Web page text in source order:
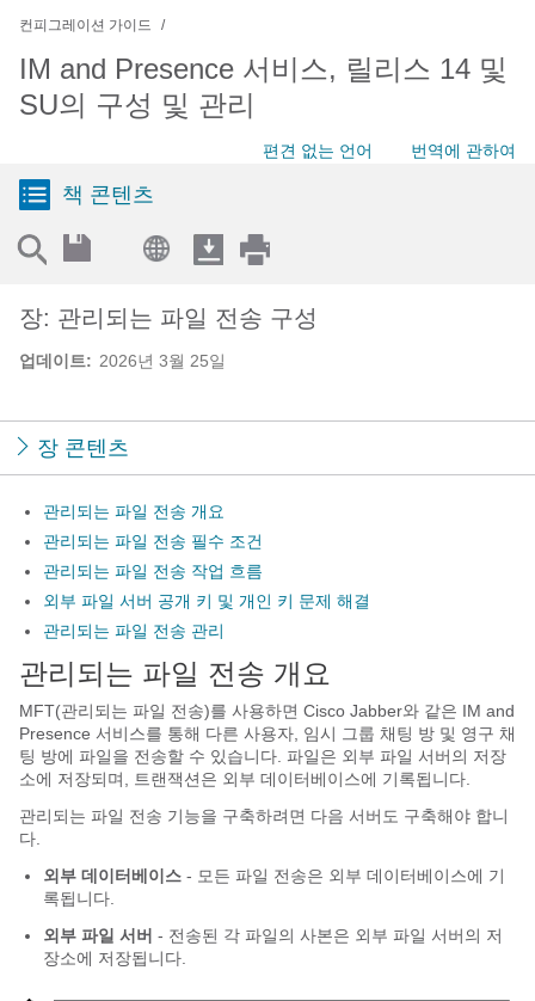
컨피그레이션 가이드
IM and Presence 서비스, 릴리스 14 및
SU의 구성 및 관리
편견 없는 언어 번역에 관하여
책 콘텐츠
업데이트: 2026년 3월 25일
장: 관리되는 파일 전송 구성
장 콘텐츠
관리되는 파일 전송 개요
관리되는 파일 전송 필수 조건
관리되는 파일 전송 작업 흐름
외부 파일 서버 공개 키 및 개인 키 문제 해결
관리되는 파일 전송 관리
관리되는 파일 전송 개요
MFT(관리되는 파일 전송)를 사용하면 Cisco Jabber와 같은 IM and
Presence 서비스를 통해 다른 사용자, 임시 그룹 채팅 방 및 영구 채
팅 방에 파일을 전송할 수 있습니다. 파일은 외부 파일 서버의 저장
소에 저장되며, 트랜잭션은 외부 데이터베이스에 기록됩니다.
관리되는 파일 전송 기능을 구축하려면 다음 서버도 구축해야 합니
다.
외부 데이터베이스 - 모든 파일 전송은 외부 데이터베이스에 기
록됩니다.
외부 파일 서버 - 전송된 각 파일의 사본은 외부 파일 서버의 저
장소에 저장됩니다.